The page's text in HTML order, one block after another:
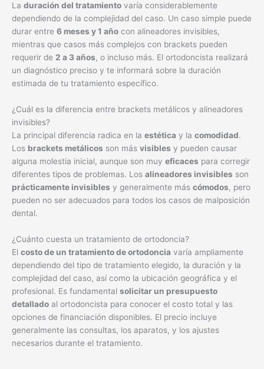
La duración del tratamiento varía considerablemente
dependiendo de la complejidad del caso. Un caso simple puede
durar entre 6 meses y 1 año con alineadores invisibles,
mientras que casos más complejos con brackets pueden
requerir de 2 a 3 años, o incluso más. El ortodoncista realizará
un diagnóstico preciso y te informará sobre la duración
estimada de tu tratamiento específico.
¿Cuál es la diferencia entre brackets metálicos y alineadores
invisibles?
La principal diferencia radica en la estética y la comodidad.
Los brackets metálicos son más visibles y pueden causar
alguna molestia inicial, aunque son muy eficaces para corregir
diferentes tipos de problemas. Los alineadores invisibles son
prácticamente invisibles y generalmente más cómodos, pero
pueden no ser adecuados para todos los casos de malposición
dental.
¿Cuánto cuesta un tratamiento de ortodoncia?
El costo de un tratamiento de ortodoncia varía ampliamente
dependiendo del tipo de tratamiento elegido, la duración y la
complejidad del caso, así como la ubicación geográfica y el
profesional. Es fundamental solicitar un presupuesto
detallado al ortodoncista para conocer el costo total y las
opciones de financiación disponibles. El precio incluye
generalmente las consultas, los aparatos, y los ajustes
necesarios durante el tratamiento.